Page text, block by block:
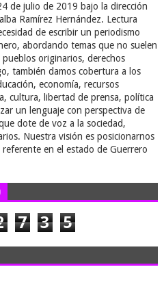
de julio de 2019 bajo la dirección
Ramírez Hernández. Lectura
de escribir un periodismo
abordando temas que no suelen
originarios, derechos
también damos cobertura a los
economía, recursos
cultura, libertad de prensa, política
un lenguaje con perspectiva de
dote de voz a la sociedad,
Nuestra visión es posicionarnos
en el estado de Guerrero
7 3 5